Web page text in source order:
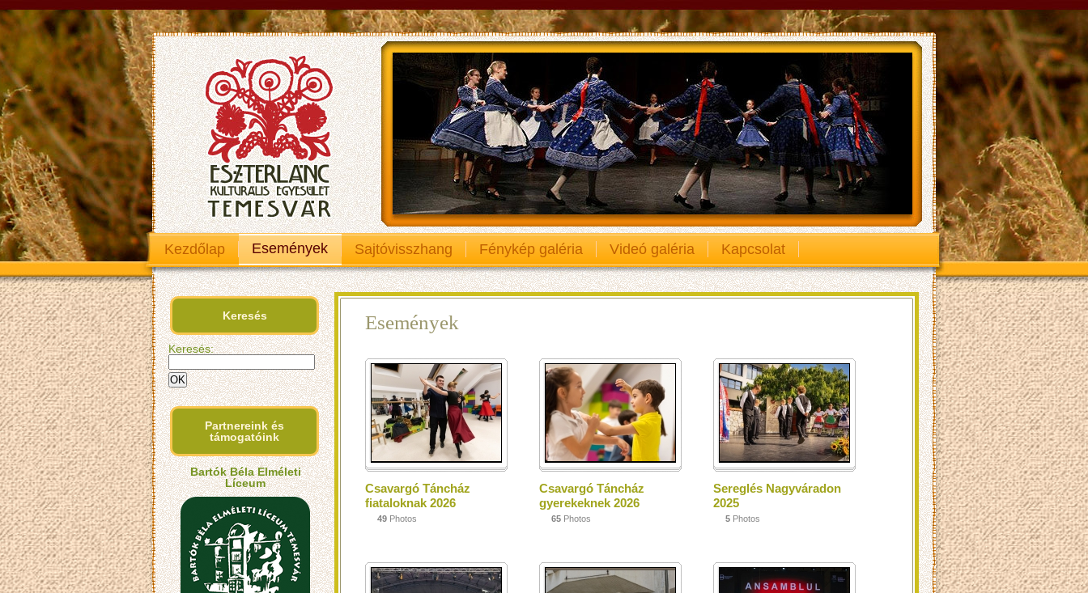
Kezdőlap Események Sajtóvisszhang Fénykép galéria Videó galéria Kapcsolat
Keresés
Keresés:
Partnereink és
támogatóink
Bartók Béla Elméleti
Líceum
Események
Csavargó Táncház
fiataloknak 2026
49 Photos
Csavargó Táncház
gyerekeknek 2026
65 Photos
Sereglés Nagyváradon
2025
5 Photos